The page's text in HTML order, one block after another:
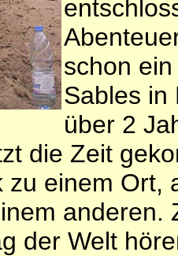
schon
Sables in
über 2
die Zeit
zu einem Ort,
anderen.
der Welt